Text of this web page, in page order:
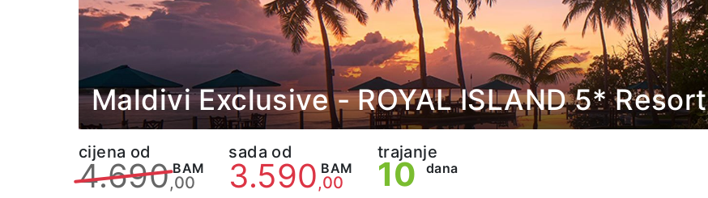
Maldivi Exclusive - ROYAL ISLAND 5* Resort
cijena od
4.690 BAM
,00
sada od
3.590 BAM
,00
trajanje
10 dana